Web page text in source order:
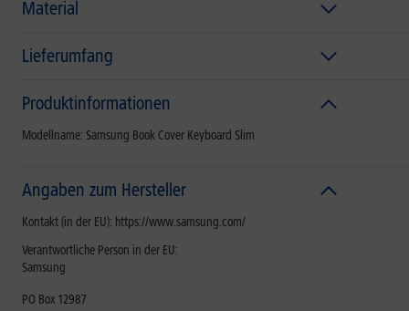
Material
Lieferumfang
Produktinformationen
Modellname: Samsung Book Cover Keyboard Slim
Angaben zum Hersteller
Kontakt (in der EU): https://www.samsung.com/
Verantwortliche Person in der EU:
Samsung
PO Box 12987